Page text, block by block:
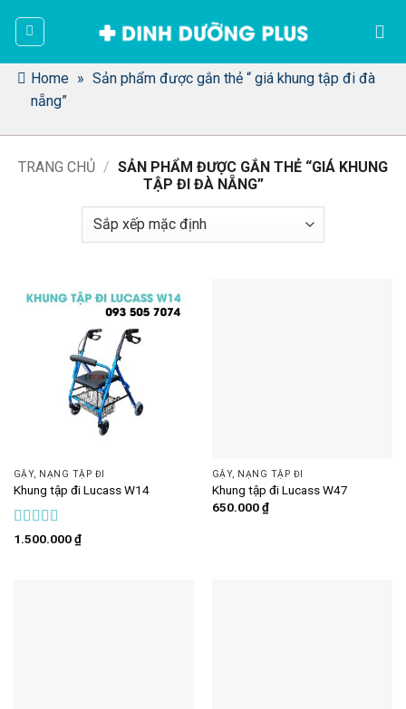
dung Home » Sản phẩm được gắn thẻ “ giá khung tập đi đà
nẵng”
TRANG CHỦ / SẢN PHẨM ĐƯỢC GẮN THẺ “GIÁ KHUNG
TẬP ĐI ĐÀ NẴNG”
GẬY, NẠNG TẬP ĐI
Khung tập đi Lucass W14
Được xếp
1.500.000₫
GẬY, NẠNG TẬP ĐI
Khung tập đi Lucass W47
650.000₫